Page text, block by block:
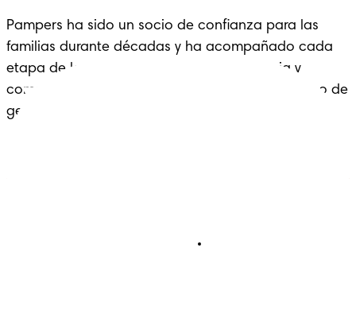
Pampers ha sido un socio de confianza para las
familias durante décadas y ha acompañado cada
etapa de la crianza con cariño, experiencia y
comodidad: un legado que se extiende a lo largo de
generaciones.